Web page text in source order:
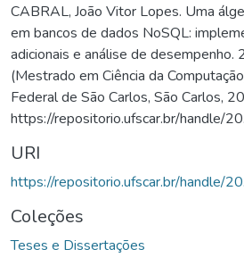
CABRAL, João Vitor Lopes. Uma
em bancos de dados NoSQL:
adicionais e análise de desempenho.
(Mestrado em Ciência da
Federal de São Carlos, São Carlos,
https://repositorio.ufscar.br/handle/
URI
https://repositorio.ufscar.br/handle/
Coleções
Teses e Dissertações